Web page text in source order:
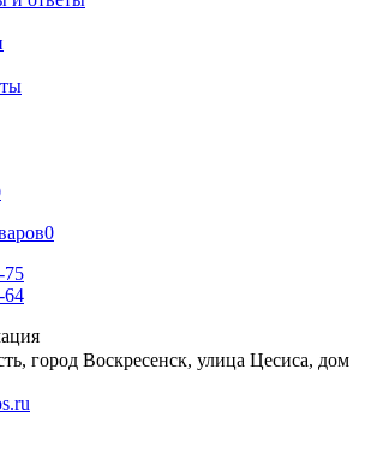
0
75
64
город Воскресенск, улица Цесиса, дом